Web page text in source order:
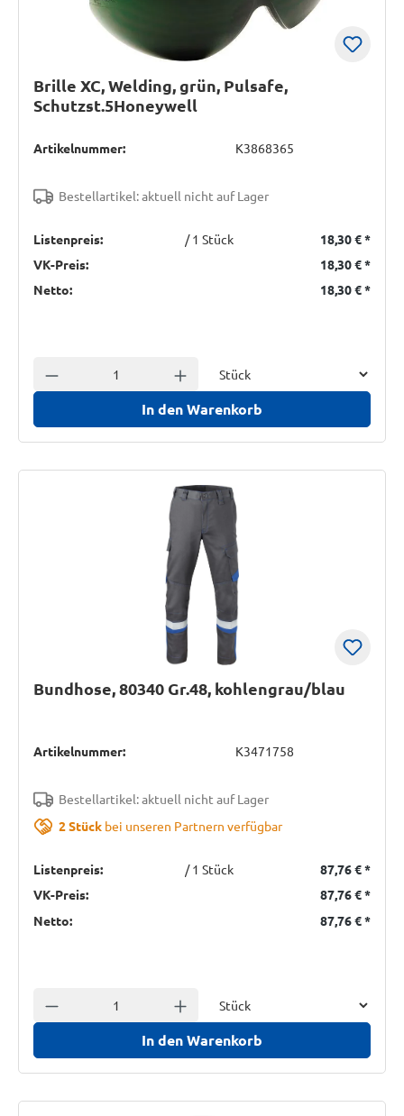
Brille XC, Welding, grün, Pulsafe,
Schutzst.5Honeywell
Artikelnummer: K3868365
Bestellartikel: aktuell nicht auf Lager
Listenpreis: / 1 Stück 18,30 €*
VK-Preis:
18,30 €*
Netto:
18,30 €*
Anzahl verringern Anzahl erhöhen
In den Warenkorb
Bundhose, 80340 Gr.48, kohlengrau/blau
Artikelnummer: K3471758
Bestellartikel: aktuell nicht auf Lager
2 Stück bei unseren Partnern verfügbar
Listenpreis: / 1 Stück 87,76 €*
VK-Preis:
87,76 €*
Netto:
87,76 €*
Anzahl verringern Anzahl erhöhen
In den Warenkorb